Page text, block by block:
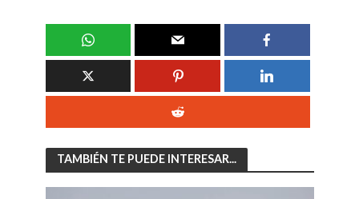
TAMBIÉN TE PUEDE INTERESAR...